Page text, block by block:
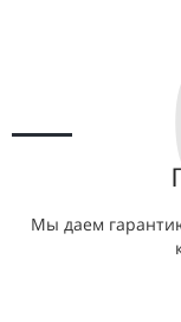
Мы даем